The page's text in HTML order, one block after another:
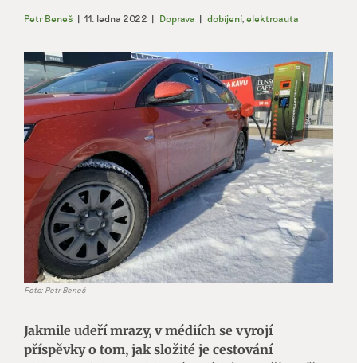
Petr Beneš | 11. ledna 2022 | Doprava | dobíjení, elektroauta
Zobrazit
větší
obrázek
Foto: Petr Beneš
Jakmile udeří mrazy, v médiích se vyrojí
příspěvky o tom, jak složité je cestování